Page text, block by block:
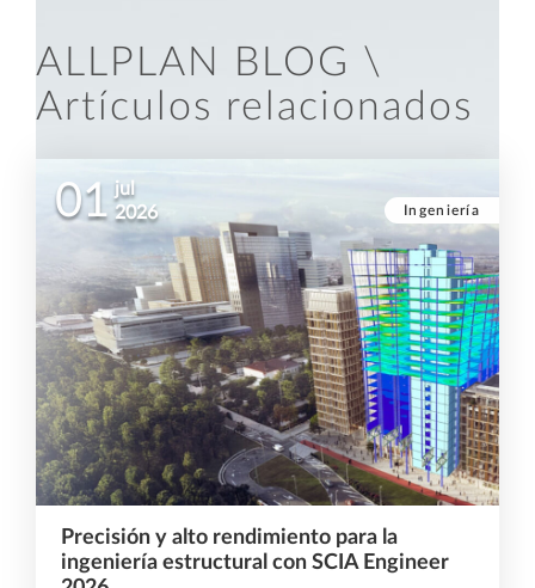
ALLPLAN BLOG \
Artículos relacionados
Ingeniería
01 jul
2026
Precisión y alto rendimiento para la
ingeniería estructural con SCIA Engineer